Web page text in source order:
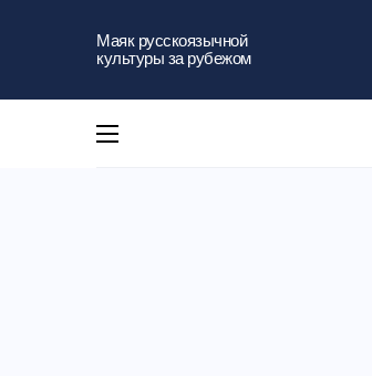
Маяк русскоязычной
культуры за рубежом